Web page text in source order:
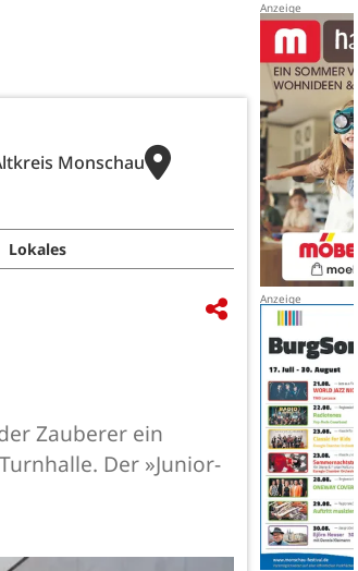
Monschau
Lokales
Zauberer ein
Der »Junior-